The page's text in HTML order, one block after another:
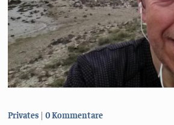
Kategorien:
Privates 0 Kommentare